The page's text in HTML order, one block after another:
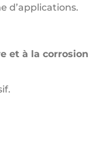
d’applications.
et à la corrosion